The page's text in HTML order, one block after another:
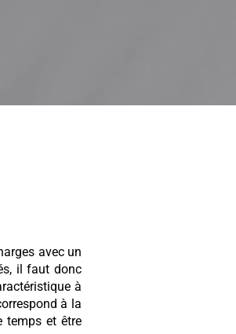
avec un
il faut donc
à
à la
temps et être